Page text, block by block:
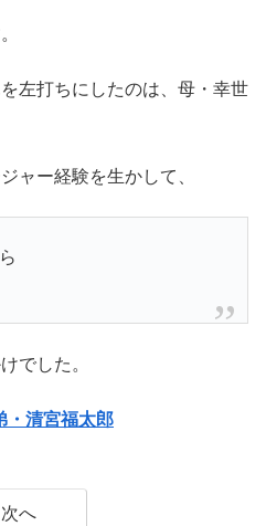
左打ちにしたのは、母・幸世
ャー経験を生かして、
でした。
清宮福太郎
次へ